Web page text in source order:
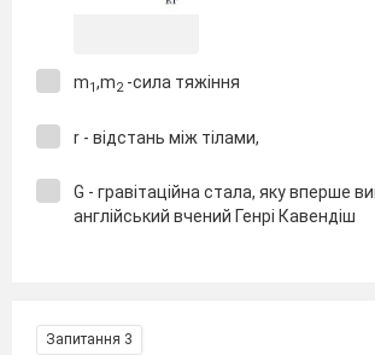
m1,m2 -сила тяжіння
r - відстань між тілами,
G - гравітаційна стала, яку вперше
англійський вчений Генрі Кавендіш
Запитання 3